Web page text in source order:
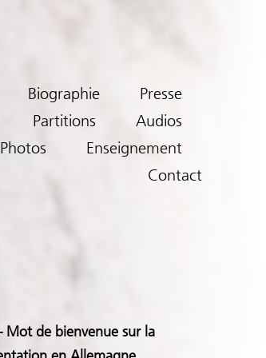
Biographie
Presse
Partitions
Audios
Photos
Enseignement
Contact
Mot de bienvenue sur la